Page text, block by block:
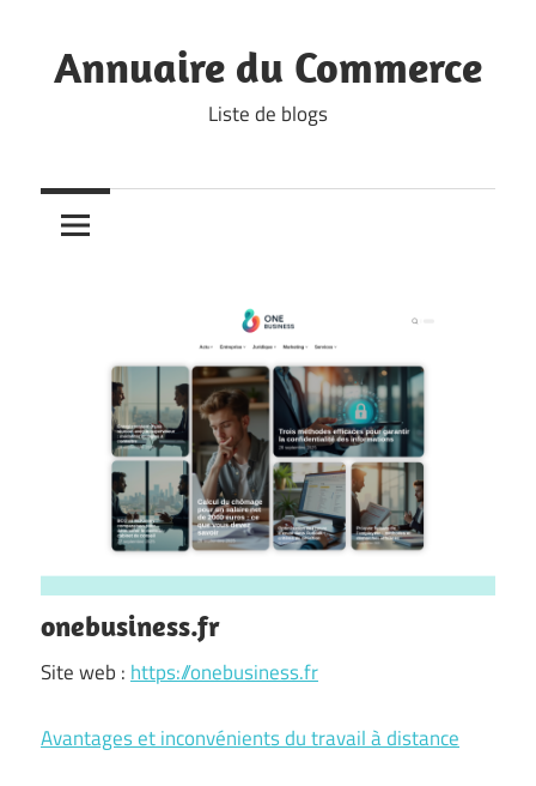
content
Annuaire du Commerce
Liste de blogs
onebusiness.fr
Site web : https://onebusiness.fr
Avantages et inconvénients du travail à distance